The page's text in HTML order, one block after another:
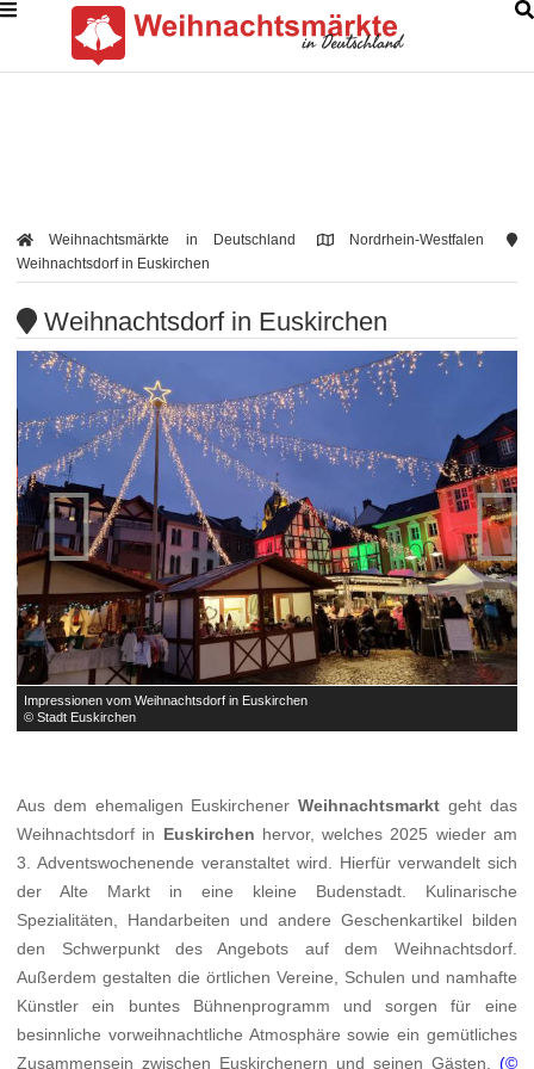
Weihnachtsmärkte in Deutschland
Nordrhein-Westfalen
Weihnachtsdorf in Euskirchen
Weihnachtsdorf in Euskirchen
Impressionen vom Weihnachtsdorf in Euskirchen
© Stadt Euskirchen
 
Aus dem ehemaligen EuskirchenerWeihnachtsmarkt geht das
Weihnachtsdorf in Euskirchen hervor, welches 2025 wieder am
3. Adventswochenende veranstaltet wird. Hierfür verwandelt sich
der Alte Markt in eine kleine Budenstadt. Kulinarische
Spezialitäten, Handarbeiten und andere Geschenkartikel bilden
den Schwerpunkt des Angebots auf dem Weihnachtsdorf.
Außerdem gestalten die örtlichen Vereine, Schulen und namhafte
Künstler ein buntes Bühnenprogramm und sorgen für eine
besinnliche vorweihnachtliche Atmosphäre sowie ein gemütliches
Zusammensein zwischen Euskirchenern und seinen Gästen. (©